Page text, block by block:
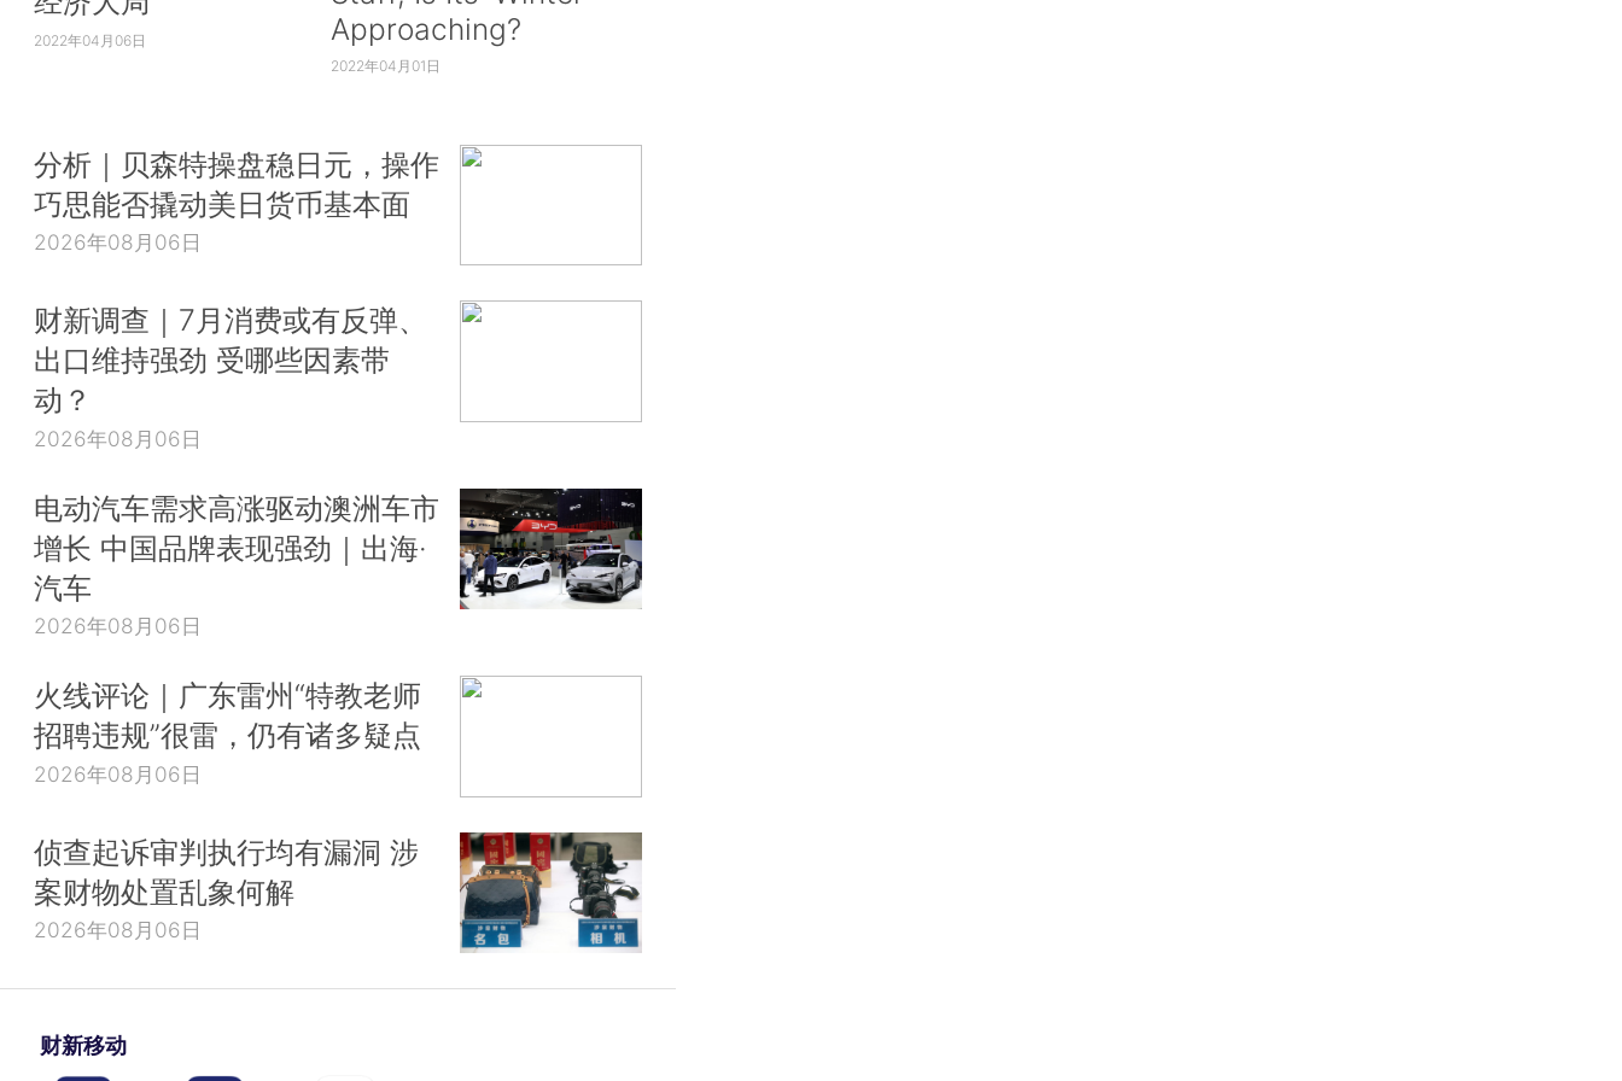
2022年04月06日
Approaching?
2022年04月01日
分析｜贝森特操盘稳日元，操作
巧思能否撬动美日货币基本面
2026年08月06日
财新调查｜7月消费或有反弹、
出口维持强劲 受哪些因素带
动？
2026年08月06日
电动汽车需求高涨驱动澳洲车市
增长 中国品牌表现强劲｜出海·
汽车
2026年08月06日
火线评论｜广东雷州“特教老师
招聘违规”很雷，仍有诸多疑点
2026年08月06日
侦查起诉审判执行均有漏洞 涉
案财物处置乱象何解
2026年08月06日
财新移动